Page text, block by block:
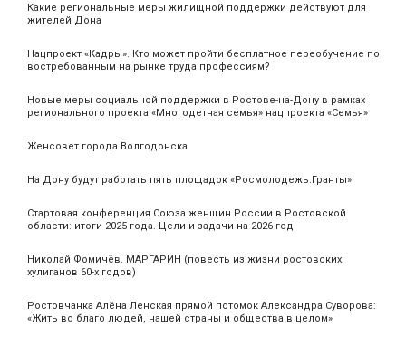
Какие региональные меры жилищной поддержки действуют для
жителей Дона
Нацпроект «Кадры». Кто может пройти бесплатное переобучение по
востребованным на рынке труда профессиям?
Новые меры социальной поддержки в Ростове-на-Дону в рамках
регионального проекта «Многодетная семья» нацпроекта «Семья»
Женсовет города Волгодонска
На Дону будут работать пять площадок «Росмолодежь.Гранты»
Стартовая конференция Союза женщин России в Ростовской
области: итоги 2025 года. Цели и задачи на 2026 год
Николай Фомичёв. МАРГАРИН (повесть из жизни ростовских
хулиганов 60-х годов)
Ростовчанка Алёна Ленская прямой потомок Александра Суворова:
«Жить во благо людей, нашей страны и общества в целом»